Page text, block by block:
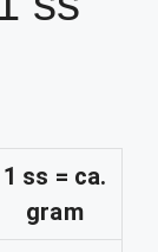
1 ss = ca.
gram